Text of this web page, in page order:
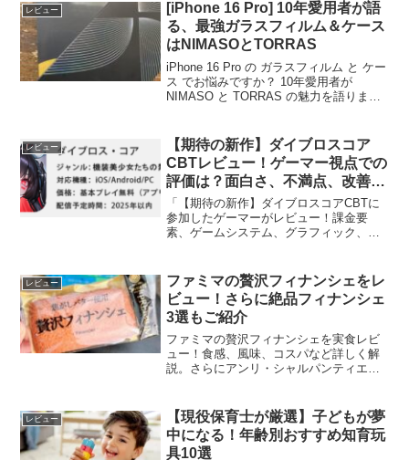
の画像 スーパーで見たことないかに
ゃ！？ 前は120円くら...
レビュー
[iPhone 16 Pro] 10年愛用者が語
る、最強ガラスフィルム＆ケース
はNIMASOとTORRAS
iPhone 16 Pro の ガラスフィルム と ケー
ス でお悩みですか？ 10年愛用者が
NIMASO と TORRAS の魅力を語りま
レビュー
【期待の新作】ダイブロスコア
CBTレビュー！ゲーマー視点での
評価は？面白さ、不満点、改善点
など
「【期待の新作】ダイブロスコアCBTに
参加したゲーマーがレビュー！課金要
素、ゲームシステム、グラフィック、ス
レビュー
ファミマの贅沢フィナンシェをレ
ビュー！さらに絶品フィナンシェ
3選もご紹介
ファミマの贅沢フィナンシェを実食レビ
ュー！食感、風味、コスパなど詳しく解
説。さらにアンリ・シャルパンティエ、
レビュー
【現役保育士が厳選】子どもが夢
中になる！年齢別おすすめ知育玩
具10選